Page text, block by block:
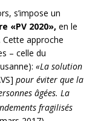
s’impose un
«PV 2020», en le
approche
– celle du
«La solution
pour éviter que la
âgées. La
fragilisés